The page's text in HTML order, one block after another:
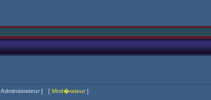
Administrateur] [ Mod�rateur]